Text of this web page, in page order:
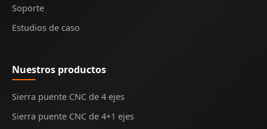
Soporte
Estudios de caso
Nuestros productos
Sierra puente CNC de 4 ejes
Sierra puente CNC de 4+1 ejes